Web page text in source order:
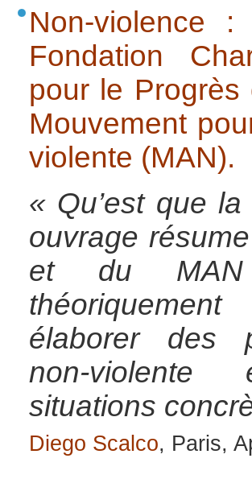
Non-violence
Fondation
pour le Progrès
Mouvement
violente (MAN).
« Qu’est que
ouvrage
et du
élaborer des
non-
situations
Diego Scalco, Paris,